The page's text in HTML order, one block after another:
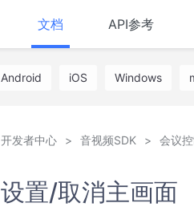
文档 API参考
Android iOS Windows
开发者中心 音视频SDK 会议
设置/取消主画面